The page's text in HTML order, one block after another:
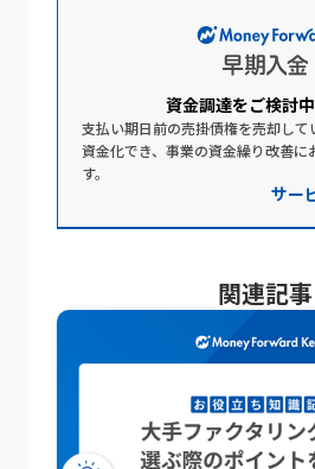
資金調達を​ご検討
支払い期日前の売掛債権を売却し
資金化でき、事業の資金繰り改善に
す。
サー
関連記事